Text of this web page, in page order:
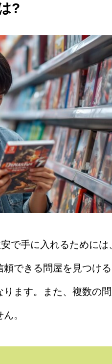
?
で手に入れるためには
できる問屋を見つけ
ます。また、複数の
。